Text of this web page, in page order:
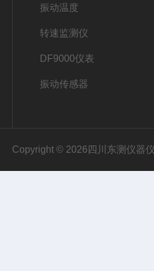
振动温度
转速监测仪
DF9000仪表
振动传感器
Copyright © 2026四川东测仪器